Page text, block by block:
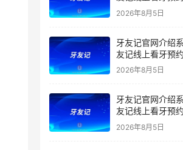
看牙不再靠运气
2026年8月5日
牙友记官网介绍
友记线上看牙预
破口腔行业专业壁
2026年8月5日
牙友记官网介绍
友记线上看牙预
地同城就诊经验打
2026年8月5日